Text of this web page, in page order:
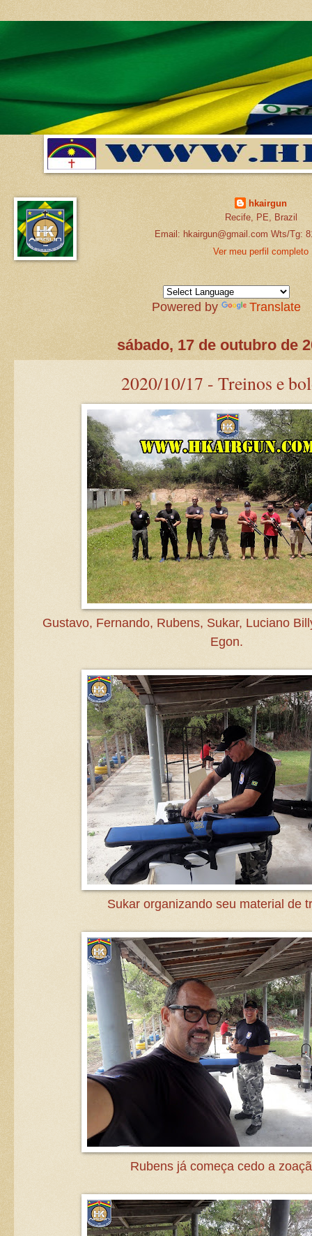
hkairgun
Recife, PE, Brazil
Email: hkairgun@gmail.com Wts/Tg:
Ver meu perfil completo
Powered by Translate
sábado, 17 de outubro de
2020/10/17 - Treinos e
Gustavo, Fernando, Rubens, Sukar, Luciano
Egon.
Sukar organizando seu material de
Rubens já começa cedo a